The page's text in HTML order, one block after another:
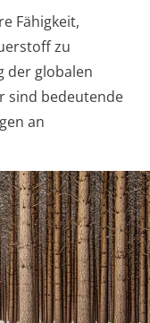
Fähigkeit,
zu
der globalen
sind bedeutende
an